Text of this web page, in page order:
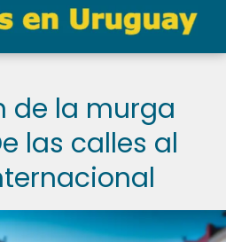
de la murga
las calles al